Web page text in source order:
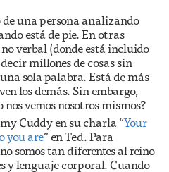
una persona analizando
está de pie. En otras
verbal (donde está incluido
millones de cosas sin
sola palabra. Está de más
los demás. Sin embargo,
nos vemos nosotros mismos?
Cuddy en su charla “Your
you are” en Ted. Para
somos tan diferentes al reino
y lenguaje corporal. Cuando